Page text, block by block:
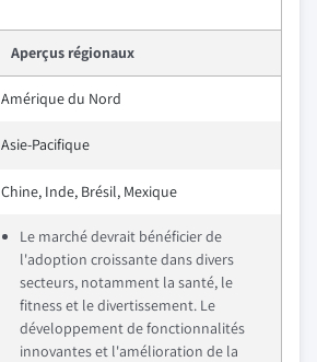
Aperçus régionaux
Amérique du Nord
Asie-Pacifique
Chine, Inde, Brésil, Mexique
Le marché devrait bénéficier de
l'adoption croissante dans divers
secteurs, notamment la santé, le
fitness et le divertissement. Le
développement de fonctionnalités
innovantes et l'amélioration de la